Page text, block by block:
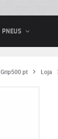
PNEUS
Grip500.pt Loja